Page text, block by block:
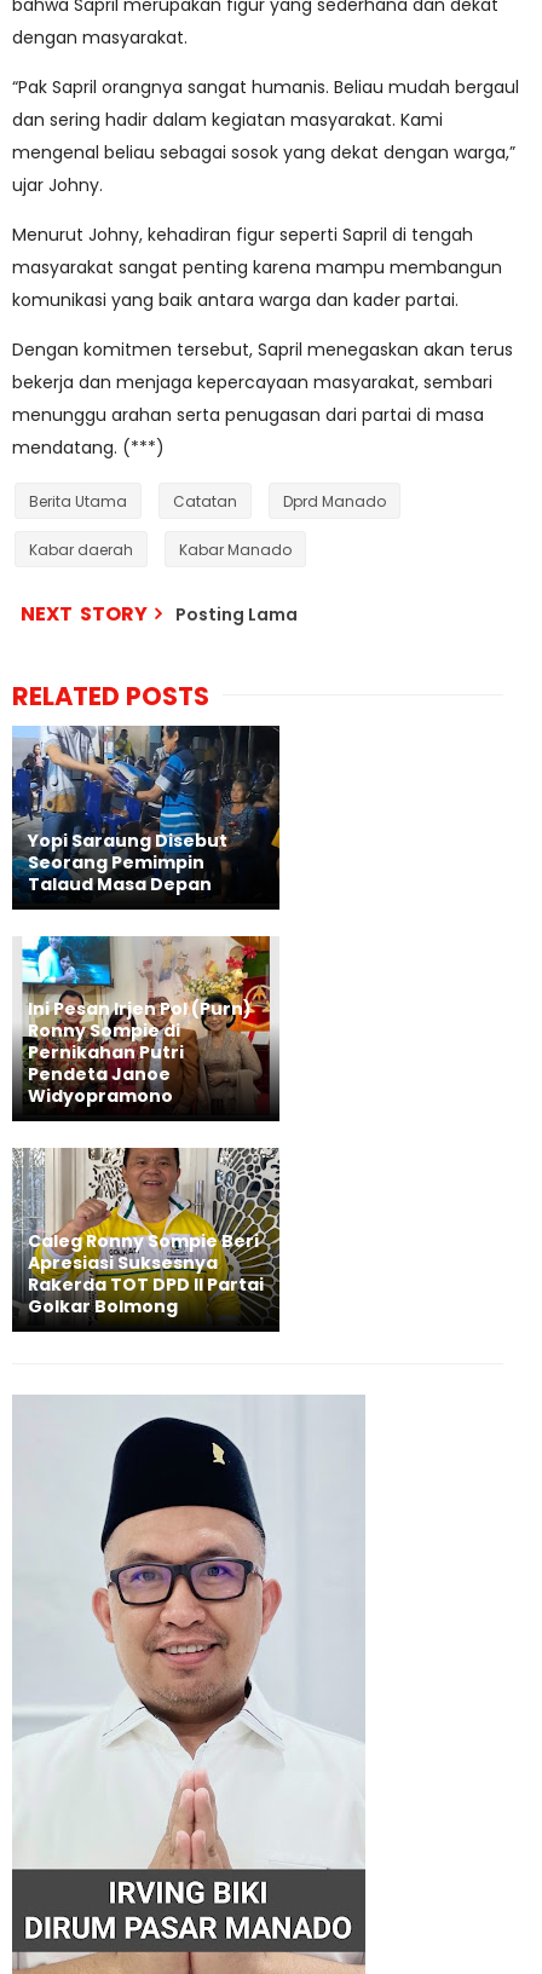
bahwa Sapril merupakan figur yang sederhana dan dekat
dengan masyarakat.
“Pak Sapril orangnya sangat humanis. Beliau mudah bergaul
dan sering hadir dalam kegiatan masyarakat. Kami
mengenal beliau sebagai sosok yang dekat dengan warga,”
ujar Johny.
Menurut Johny, kehadiran figur seperti Sapril di tengah
masyarakat sangat penting karena mampu membangun
komunikasi yang baik antara warga dan kader partai.
Dengan komitmen tersebut, Sapril menegaskan akan terus
bekerja dan menjaga kepercayaan masyarakat, sembari
menunggu arahan serta penugasan dari partai di masa
mendatang. (***)
Berita Utama Catatan Dprd Manado
Kabar daerah Kabar Manado
NEXT STORY Posting Lama
RELATED POSTS
Yopi Saraung Disebut
Seorang Pemimpin
Talaud Masa Depan
Ini Pesan Irjen Pol (Purn)
Ronny Sompie di
Pernikahan Putri
Pendeta Janoe
Widyopramono
Caleg Ronny Sompie Beri
Apresiasi Suksesnya
Rakerda TOT DPD II Partai
Golkar Bolmong